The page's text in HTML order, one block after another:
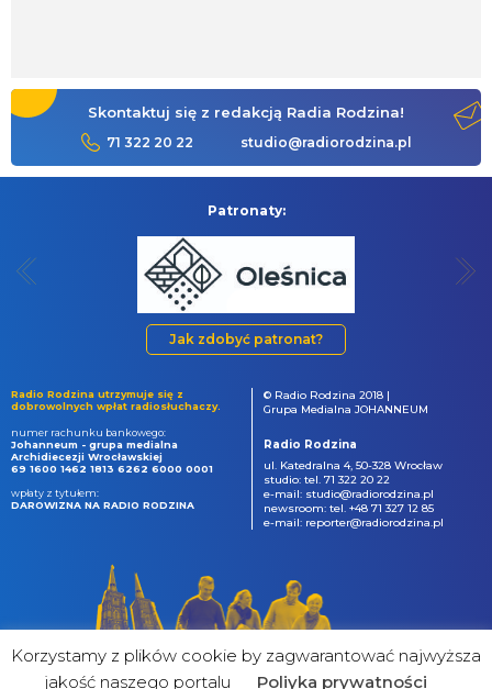
Skontaktuj się z redakcją Radia Rodzina!
71 322 20 22 studio@radiorodzina.pl
Patronaty:
Jak zdobyć patronat?
Radio Rodzina utrzymuje się z
dobrowolnych wpłat radiosłuchaczy.
numer rachunku bankowego:
Johanneum - grupa medialna
Archidiecezji Wrocławskiej
69 1600 1462 1813 6262 6000 0001
wpłaty z tytułem:
DAROWIZNA NA RADIO RODZINA
© Radio Rodzina 2018 |
Grupa Medialna JOHANNEUM
Radio Rodzina
ul. Katedralna 4, 50-328 Wrocław
studio: tel. 71 322 20 22
e-mail: studio@radiorodzina.pl
newsroom: tel. +48 71 327 12 85
e-mail: reporter@radiorodzina.pl
Korzystamy z plików cookie by zagwarantować najwyższa
jakość naszego portalu
Poliyka prywatności